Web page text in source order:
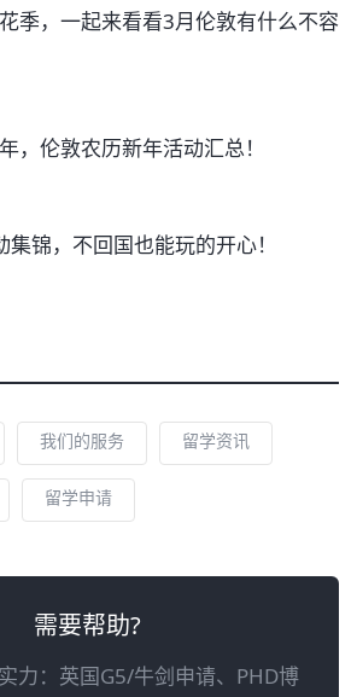
季，一起来看看3月伦敦有什么不容
，伦敦农历新年活动汇总！
锦，不回国也能玩的开心！
我们的服务 留学资讯
留学申请
需要帮助?
力：英国G5/牛剑申请、PHD博